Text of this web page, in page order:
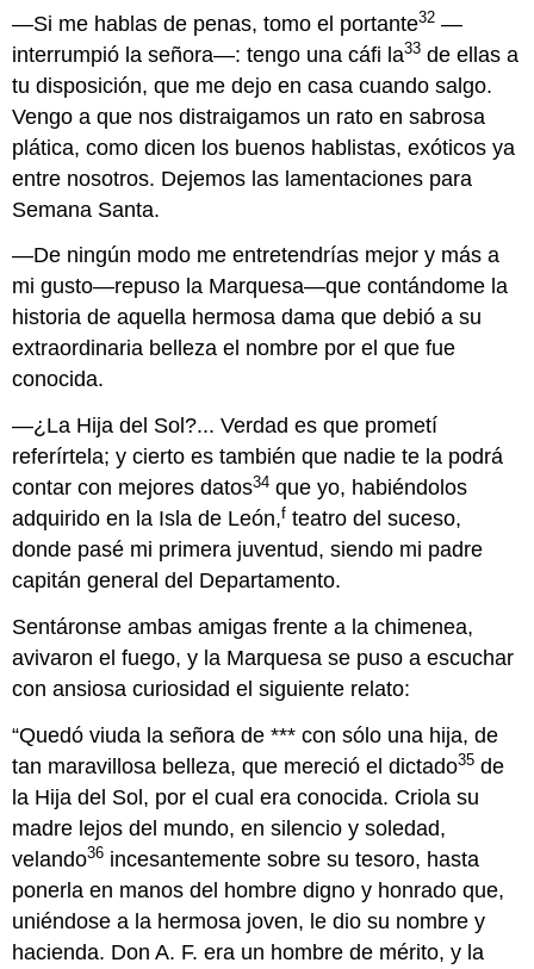
—Si me hablas de penas, tomo el portante32 —
interrumpió la señora—: tengo una cáfi la33 de ellas a
tu disposición, que me dejo en casa cuando salgo.
Vengo a que nos distraigamos un rato en sabrosa
plática, como dicen los buenos hablistas, exóticos ya
entre nosotros. Dejemos las lamentaciones para
Semana Santa.
—De ningún modo me entretendrías mejor y más a
mi gusto—repuso la Marquesa—que contándome la
historia de aquella hermosa dama que debió a su
extraordinaria belleza el nombre por el que fue
conocida.
—¿La Hija del Sol?... Verdad es que prometí
referírtela; y cierto es también que nadie te la podrá
contar con mejores datos34 que yo, habiéndolos
adquirido en la Isla de León,f teatro del suceso,
donde pasé mi primera juventud, siendo mi padre
capitán general del Departamento.
Sentáronse ambas amigas frente a la chimenea,
avivaron el fuego, y la Marquesa se puso a escuchar
con ansiosa curiosidad el siguiente relato:
“Quedó viuda la señora de *** con sólo una hija, de
tan maravillosa belleza, que mereció el dictado35 de
la Hija del Sol, por el cual era conocida. Criola su
madre lejos del mundo, en silencio y soledad,
velando36 incesantemente sobre su tesoro, hasta
ponerla en manos del hombre digno y honrado que,
uniéndose a la hermosa joven, le dio su nombre y
hacienda. Don A. F. era un hombre de mérito, y la